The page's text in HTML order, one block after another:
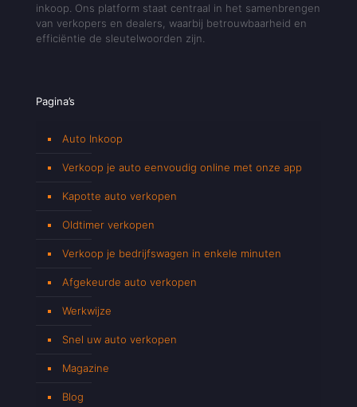
inkoop. Ons platform staat centraal in het samenbrengen
van verkopers en dealers, waarbij betrouwbaarheid en
efficiëntie de sleutelwoorden zijn.
Pagina’s
Auto Inkoop
Verkoop je auto eenvoudig online met onze app
Kapotte auto verkopen
Oldtimer verkopen
Verkoop je bedrijfswagen in enkele minuten
Afgekeurde auto verkopen
Werkwijze
Snel uw auto verkopen
Magazine
Blog